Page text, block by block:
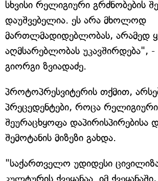
სხვისი რელიგიური გრძნობების
დაუშვებელია. ეს არა მხოლოდ
მართლმადიდებლობას, არამედ
აღმსარებლობას უკავშირდება", -
გიორგი ზვიადაძე.
პროტოპრესვიტერის თქმით,
პრეცედენტები, როცა რელიგიური
შეურაცხყოფა დაპირისპირებისა
შემოტანის მიზეზი გახდა.
"საქართველო უდიდესი